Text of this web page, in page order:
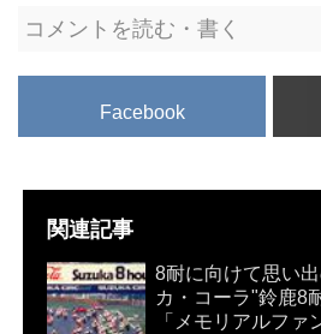
コメントを読む・書く
Facebook
関連記事
8耐に向けて思い
カ・コーラ"鈴鹿8
「メモリアルファ